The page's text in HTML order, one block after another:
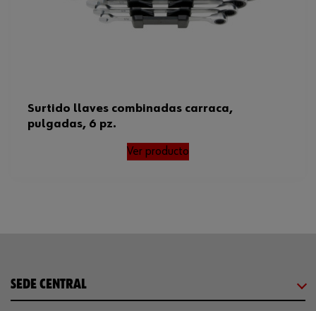
Surtido llaves combinadas carraca,
pulgadas, 6 pz.
Ver producto
SEDE CENTRAL